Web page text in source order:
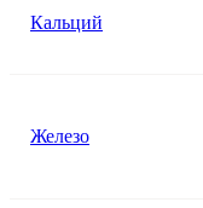
Кальций
Железо